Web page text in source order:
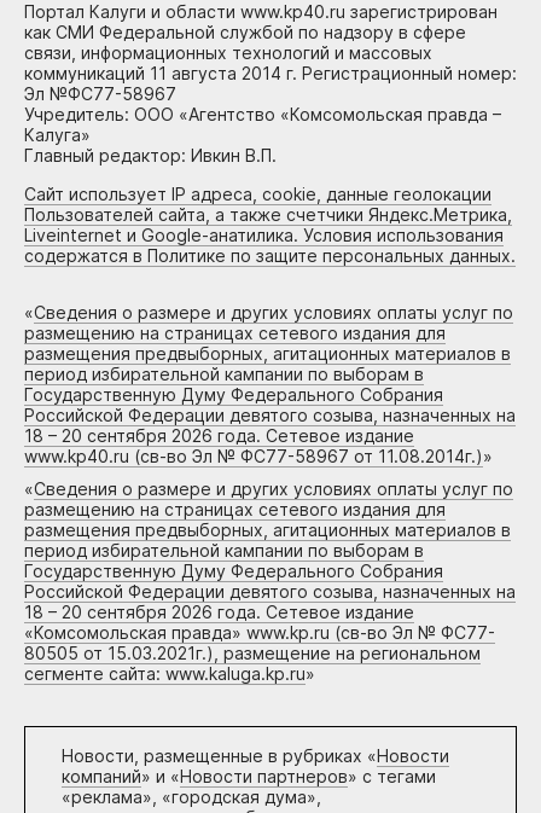
Портал Калуги и области www.kp40.ru зарегистрирован
как СМИ Федеральной службой по надзору в сфере
связи, информационных технологий и массовых
коммуникаций 11 августа 2014 г. Регистрационный номер:
Эл №ФС77-58967
Учредитель: ООО «Агентство «Комсомольская правда –
Калуга»
Главный редактор: Ивкин В.П.
Сайт использует IP адреса, cookie, данные геолокации
Пользователей сайта, а также счетчики Яндекс.Метрика,
Liveinternet и Google-анатилика. Условия использования
содержатся в Политике по защите персональных данных.
«Сведения о размере и других условиях оплаты услуг по
размещению на страницах сетевого издания для
размещения предвыборных, агитационных материалов в
период избирательной кампании по выборам в
Государственную Думу Федерального Собрания
Российской Федерации девятого созыва, назначенных на
18 – 20 сентября 2026 года. Сетевое издание
www.kp40.ru (св-во Эл № ФС77-58967 от 11.08.2014г.)»
«Сведения о размере и других условиях оплаты услуг по
размещению на страницах сетевого издания для
размещения предвыборных, агитационных материалов в
период избирательной кампании по выборам в
Государственную Думу Федерального Собрания
Российской Федерации девятого созыва, назначенных на
18 – 20 сентября 2026 года. Сетевое издание
«Комсомольская правда» www.kp.ru (св-во Эл № ФС77-
80505 от 15.03.2021г.), размещение на региональном
сегменте сайта: www.kaluga.kp.ru»
Новости, размещенные в рубриках «Новости
компаний» и «Новости партнеров» с тегами
«реклама», «городская дума»,